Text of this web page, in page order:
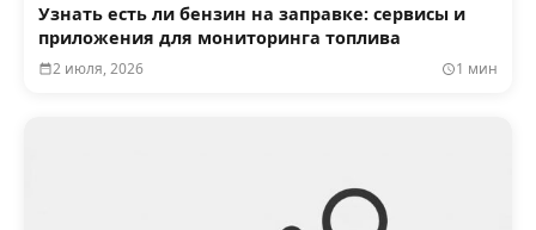
Узнать есть ли бензин на заправке: сервисы и
приложения для мониторинга топлива
2 июля, 2026 1 мин